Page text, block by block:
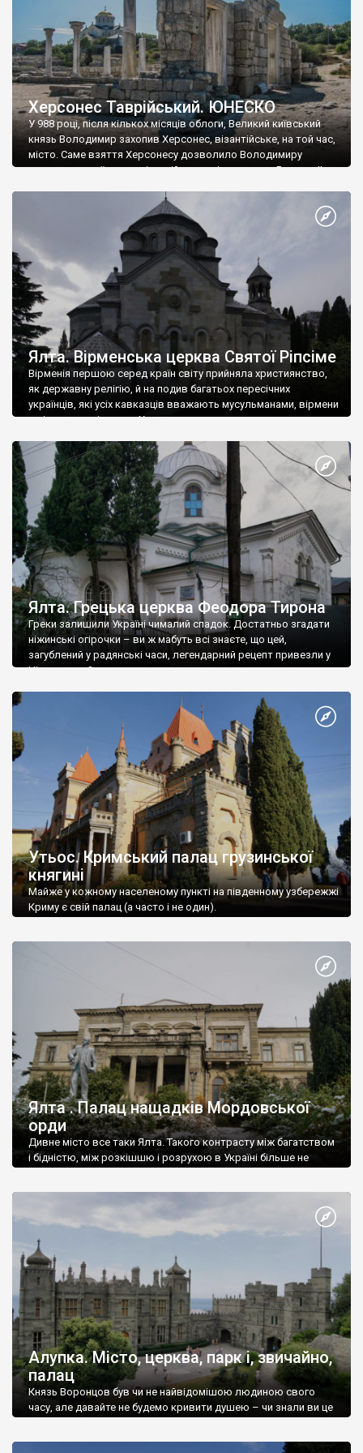
Херсонес Таврійський. ЮНЕСКО
У 988 році, після кількох місяців облоги, Великий київський
князь Володимир захопив Херсонес, візантійське, на той час,
місто. Саме взяття Херсонесу дозволило Володимиру
диктувати свої умови візантійському імператору Василю ІІ, та
Херсонесі Володимир-язичник, став Василем-християнином.
А потім було Хрещення Русі. На честь Херсонесу Таврійського
Ялта. Вірменська церква Святої Ріпсіме
Вірменія першою серед країн світу прийняла християнство,
як державну релігію, й на подив багатьох пересічних
українців, які усіх кавказців вважають мусульманами, вірмени
є відданими вірянами Христа
Ялта. Грецька церква Феодора Тирона
Греки залишили Україні чималий спадок. Достатньо згадати
ніжинські огірочки – ви ж мабуть всі знаєте, що цей,
загублений у радянські часи, легендарний рецепт привезли у
Ніжин греки?
Утьос. Кримський палац грузинської
княгині
Майже у кожному населеному пункті на південному узбережжі
Криму є свій палац (а часто і не один).
Ялта . Палац нащадків Мордовської
орди
Дивне місто все таки Ялта. Такого контрасту між багатством
і бідністю, між розкішшю і розрухою в Україні більше не
Алупка. Місто, церква, парк і, звичайно,
палац
Князь Воронцов був чи не найвідомішою людиною свого
часу, але давайте не будемо кривити душею – чи знали ви це